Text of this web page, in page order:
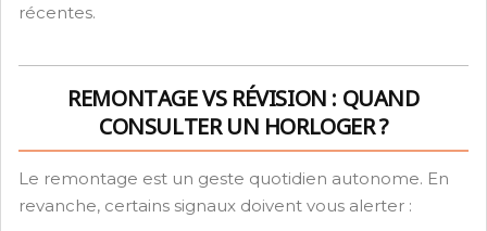
récentes.
REMONTAGE VS RÉVISION : QUAND
CONSULTER UN HORLOGER ?
Le remontage est un geste quotidien autonome. En
revanche, certains signaux doivent vous alerter :